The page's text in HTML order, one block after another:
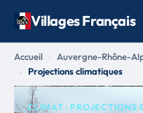
Villages Français
Accueil Auvergne-Rhône-
Projections climatiques
CLIMAT · PROJECTIONS